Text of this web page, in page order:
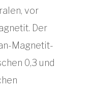
vor
Der
Magnetit-
0,3 und